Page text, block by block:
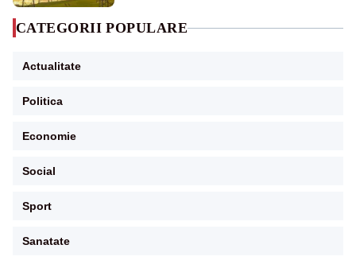
CATEGORII POPULARE
Actualitate
Politica
Economie
Social
Sport
Sanatate